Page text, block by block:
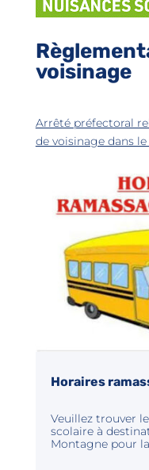
voisinage
Arrêté préfectoral
de voisinage dans
Horaires
Veuillez trouver
scolaire à
Montagne pour